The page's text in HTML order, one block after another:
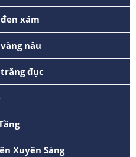
xám
nâu
đục
Xuyên Sáng